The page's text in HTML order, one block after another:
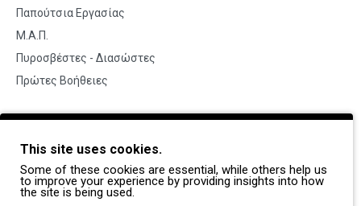
Παπούτσια Εργασίας
Μ.Α.Π.
Πυροσβέστες - Διασώστες
Πρώτες Βοήθειες
BRANDS
Payper
Dike
Coverguard
This site uses cookies.
Some of these cookies are essential, while others help us
to improve your experience by providing insights into how
the site is being used.